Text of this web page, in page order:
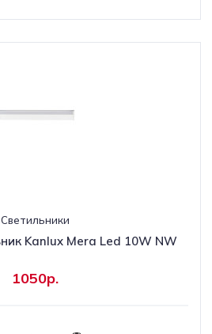
Светильники
Kanlux Mera Led 10W NW
1050р.